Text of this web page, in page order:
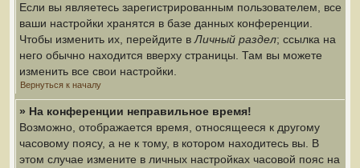
Если вы являетесь зарегистрированным пользователем, все
ваши настройки хранятся в базе данных конференции.
Чтобы изменить их, перейдите в Личный раздел; ссылка на
него обычно находится вверху страницы. Там вы можете
изменить все свои настройки.
Вернуться к началу
» На конференции неправильное время!
Возможно, отображается время, относящееся к другому
часовому поясу, а не к тому, в котором находитесь вы. В
этом случае измените в личных настройках часовой пояс на